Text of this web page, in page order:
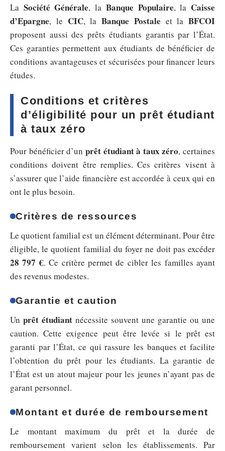
La Société Générale, la Banque Populaire, la Caisse
d’Epargne, le CIC, la Banque Postale et la BFCOI
proposent aussi des prêts étudiants garantis par l’État.
Ces garanties permettent aux étudiants de bénéficier de
conditions avantageuses et sécurisées pour financer leurs
études.
Conditions et critères
d’éligibilité pour un prêt étudiant
à taux zéro
Pour bénéficier d’un prêt étudiant à taux zéro, certaines
conditions doivent être remplies. Ces critères visent à
s’assurer que l’aide financière est accordée à ceux qui en
ont le plus besoin.
Critères de ressources
Le quotient familial est un élément déterminant. Pour être
éligible, le quotient familial du foyer ne doit pas excéder
28 797 €. Ce critère permet de cibler les familles ayant
des revenus modestes.
Garantie et caution
Un prêt étudiant nécessite souvent une garantie ou une
caution. Cette exigence peut être levée si le prêt est
garanti par l’État, ce qui rassure les banques et facilite
l’obtention du prêt pour les étudiants. La garantie de
l’État est un atout majeur pour les jeunes n’ayant pas de
garant personnel.
Montant et durée de remboursement
Le montant maximum du prêt et la durée de
remboursement varient selon les établissements. Par